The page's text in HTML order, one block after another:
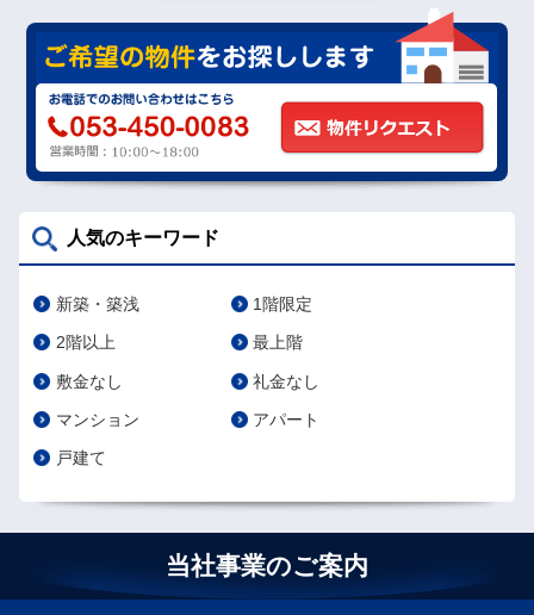
人気のキーワード
新築・築浅 1階限定
2階以上 最上階
敷金なし 礼金なし
マンション アパート
戸建て
当社事業のご案内